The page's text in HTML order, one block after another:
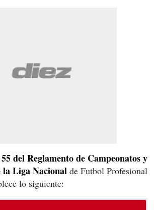
del Reglamento de Campeonatos y
la Liga Nacional de Futbol Profesional
lo siguiente: